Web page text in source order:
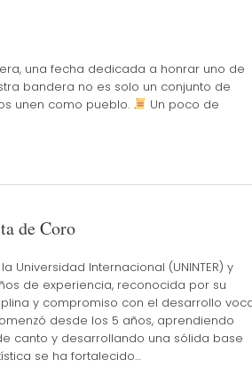
una fecha dedicada a honrar uno de
bandera no es solo un conjunto de
unen como pueblo.
Un poco de
de Coro
Universidad Internacional (UNINTER) y
de experiencia, reconocida por su
y compromiso con el desarrollo
desde los 5 años, aprendiendo
canto y desarrollando una sólida base
se ha fortalecido…